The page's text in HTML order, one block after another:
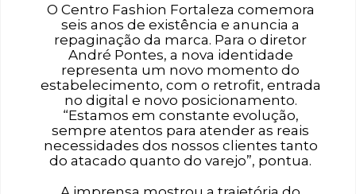
O Centro Fashion Fortaleza comemora
seis anos de existência e anuncia a
repaginação da marca. Para o diretor
André Pontes, a nova identidade
representa um novo momento do
estabelecimento, com o retrofit, entrada
no digital e novo posicionamento.
“Estamos em constante evolução,
sempre atentos para atender as reais
necessidades dos nossos clientes tanto
do atacado quanto do varejo”, pontua.